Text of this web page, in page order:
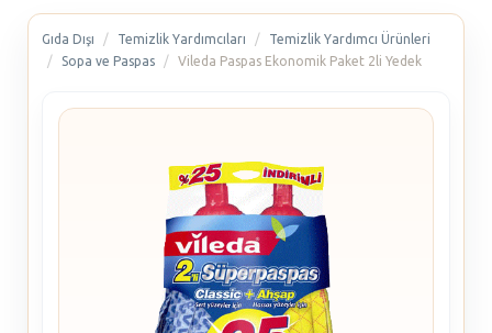
Gıda Dışı Temizlik Yardımcıları
Temizlik Yardımcı Ürünleri
Sopa ve Paspas
Vileda Paspas Ekonomik Paket 2li Yedek